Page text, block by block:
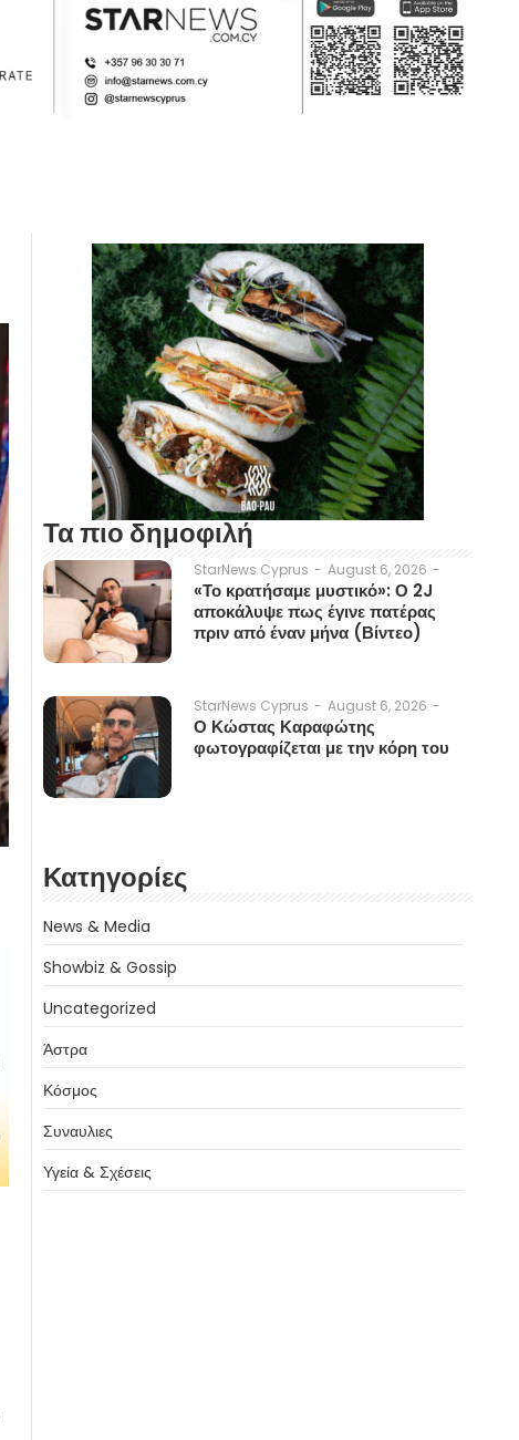
Τα πιο δημοφιλή
StarNews Cyprus - August 6, 2026 -
«Το κρατήσαμε μυστικό»: Ο 2J
αποκάλυψε πως έγινε πατέρας
πριν από έναν μήνα (Βίντεο)
StarNews Cyprus - August 6, 2026 -
Ο Κώστας Καραφώτης
φωτογραφίζεται με την κόρη του
Κατηγορίες
News & Media
Showbiz & Gossip
Uncategorized
Άστρα
Κόσμος
Συναυλιες
Υγεία & Σχέσεις